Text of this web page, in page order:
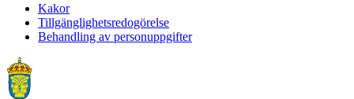
Kakor
Tillgänglighetsredogörelse
Behandling av personuppgifter